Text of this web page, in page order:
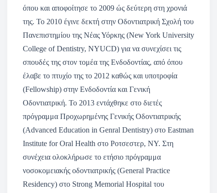
όπου και αποφοίτησε το 2009 ώς δεύτερη στη χρονιά
της. Το 2010 έγινε δεκτή στην Οδοντιατρική Σχολή του
Πανεπιστημίου της Νέας Υόρκης (New York University
College of Dentistry, NYUCD) για να συνεχίσει τις
σπουδές της στον τομέα της Ενδοδοντίας, από όπου
έλαβε το πτυχίο της το 2012 καθώς και υποτροφία
(Fellowship) στην Ενδοδοντία και Γενική
Οδοντιατρική. Το 2013 εντάχθηκε στο διετές
πρόγραμμα Προχωρημένης Γενικής Οδοντιατρικής
(Advanced Education in Genral Dentistry) στο Eastman
Institute for Oral Health στο Ροτσεστερ, ΝΥ. Στη
συνέχεια ολοκλήρωσε το ετήσιο πρόγραμμα
νοσοκομειακής οδοντιατρικής (General Practice
Residency) στο Strong Memorial Hospital του